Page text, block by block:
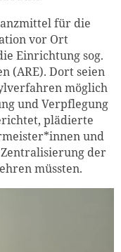
für die
vor Ort
Einrichtung sog.
(ARE). Dort seien
möglich
und Verpflegung
plädierte
und
der
müssten.